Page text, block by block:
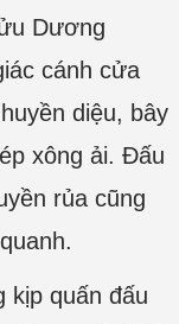
Dương
cánh cửa
diệu, bây
xông ải. Đấu
rủa cũng
kịp quấn đấu